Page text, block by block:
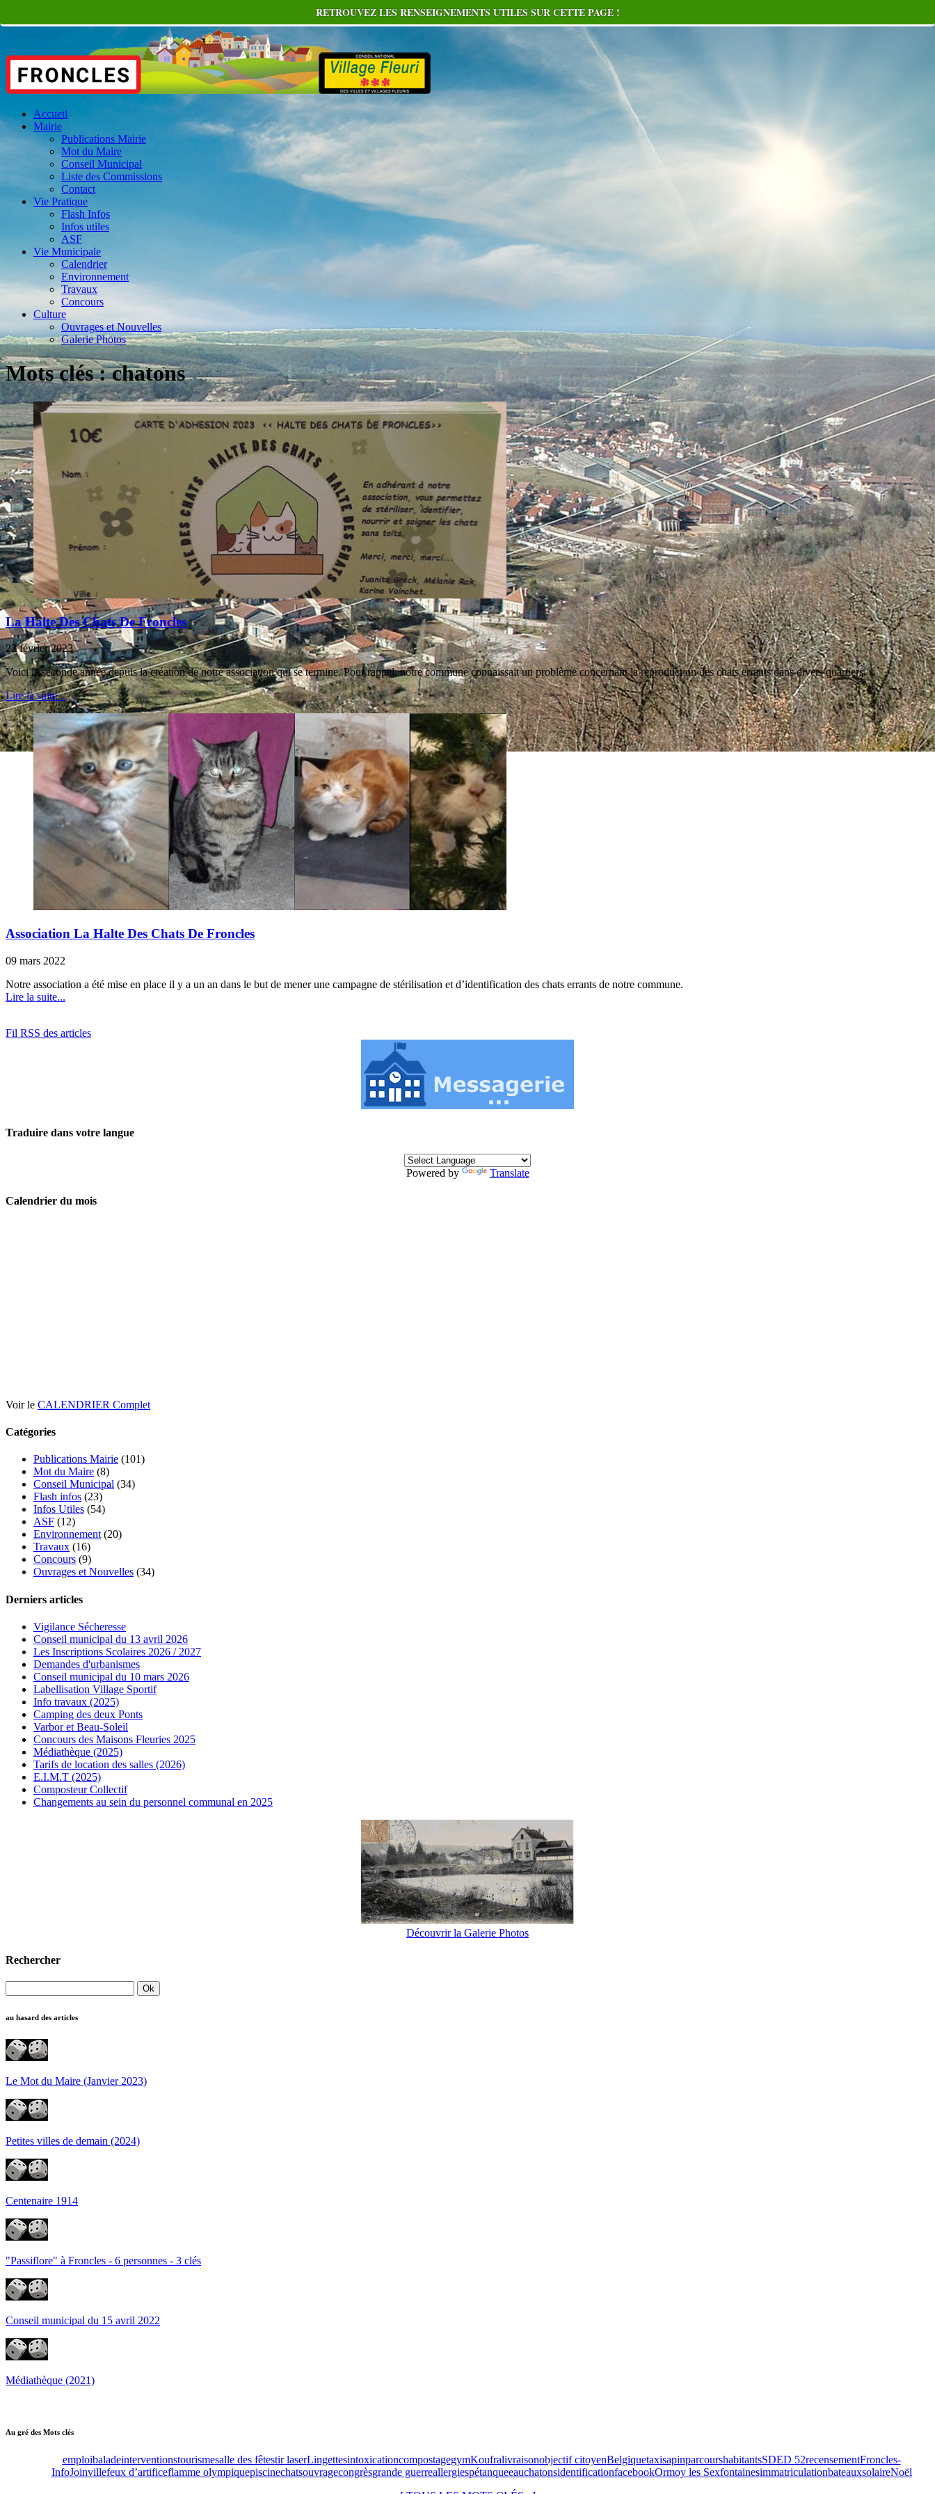
Accueil
Mairie
Publications Mairie
Mot du Maire
Conseil Municipal
Liste des Commissions
Contact
Vie Pratique
Flash Infos
Infos utiles
ASF
Vie Municipale
Calendrier
Environnement
Travaux
Concours
Culture
Ouvrages et Nouvelles
Galerie Photos
Mots clés : chatons
La Halte Des Chats De Froncles
22 février 2023
Voici la seconde année depuis la création de notre association qui se termine. Pour rappel, notre commune connaissait un problème concernant la reproduction des chats errants dans divers quartiers.
Lire la suite...
Association La Halte Des Chats De Froncles
09 mars 2022
Notre association a été mise en place il y a un an dans le but de mener une campagne de stérilisation et d’identification des chats errants de notre commune.
Lire la suite...
Fil RSS des articles
Traduire dans votre langue
Powered by Translate
Calendrier du mois
Voir le CALENDRIER Complet
Catégories
Publications Mairie (101)
Mot du Maire (8)
Conseil Municipal (34)
Flash infos (23)
Infos Utiles (54)
ASF (12)
Environnement (20)
Travaux (16)
Concours (9)
Ouvrages et Nouvelles (34)
Derniers articles
Vigilance Sécheresse
Conseil municipal du 13 avril 2026
Les Inscriptions Scolaires 2026 / 2027
Demandes d'urbanismes
Conseil municipal du 10 mars 2026
Labellisation Village Sportif
Info travaux (2025)
Camping des deux Ponts
Varbor et Beau-Soleil
Concours des Maisons Fleuries 2025
Médiathèque (2025)
Tarifs de location des salles (2026)
E.I.M.T (2025)
Composteur Collectif
Changements au sein du personnel communal en 2025
Découvrir la Galerie Photos
Rechercher
au hasard des articles
Le Mot du Maire (Janvier 2023)
Petites villes de demain (2024)
Centenaire 1914
"Passiflore" à Froncles - 6 personnes - 3 clés
Conseil municipal du 15 avril 2022
Médiathèque (2021)
Au gré des Mots clés
emploibaladeinterventionstourismesalle des fêtestir laserLingettesintoxicationcompostagegymKoufralivraisonobjectif citoyenBelgiquetaxisapinparcourshabitantsSDED 52recensementFroncles-
InfoJoinvillefeux d’artificeflamme olympiquepiscinechatsouvragecongrèsgrande guerreallergiespétanqueeauchatonsidentificationfacebookOrmoy les SexfontainesimmatriculationbateauxsolaireNoël
RETROUVEZ LES RENSEIGNEMENTS UTILES SUR CETTE PAGE !